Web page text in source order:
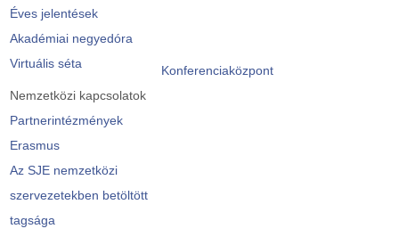
Éves jelentések
Akadémiai negyedóra
Virtuális séta
Konferenciaközpont
Nemzetközi kapcsolatok
Partnerintézmények
Erasmus
Az SJE nemzetközi
szervezetekben betöltött
tagsága